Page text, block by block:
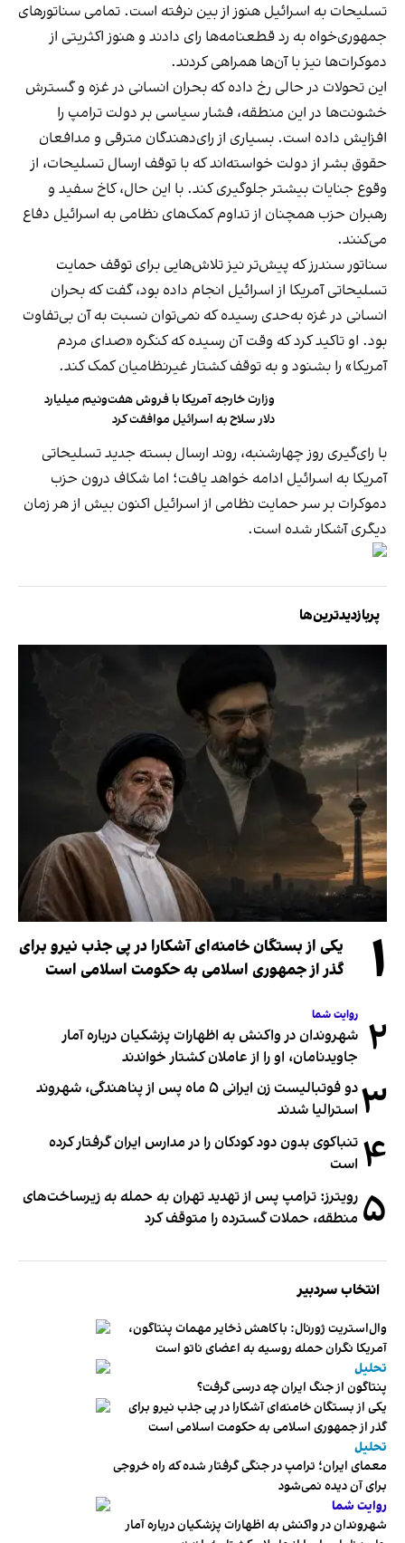
تسلیحات به اسرائیل هنوز از بین نرفته است. تمامی سناتورهای
جمهوری‌خواه به رد قطعنامه‌ها رای دادند و هنوز اکثریتی از
دموکرات‌ها نیز با آن‌ها همراهی کردند.
این تحولات در حالی رخ داده که بحران انسانی در غزه و گسترش
خشونت‌ها در این منطقه، فشار سیاسی بر دولت ترامپ را
افزایش داده است. بسیاری از رای‌دهندگان مترقی و مدافعان
حقوق بشر از دولت خواسته‌اند که با توقف ارسال تسلیحات، از
وقوع جنایات بیشتر جلوگیری کند. با این حال، کاخ سفید و
رهبران حزب همچنان از تداوم کمک‌های نظامی به اسرائیل دفاع
می‌کنند.
سناتور سندرز که پیش‌تر نیز تلاش‌هایی برای توقف حمایت
تسلیحاتی آمریکا از اسرائیل انجام داده بود، گفت که بحران
انسانی در غزه به‌حدی رسیده که نمی‌توان نسبت به آن بی‌تفاوت
بود. او تاکید کرد که وقت آن رسیده که کنگره «صدای مردم
آمریکا» را بشنود و به توقف کشتار غیرنظامیان کمک کند.
وزارت خارجه آمریکا با فروش هفت‌ونیم میلیارد
دلار سلاح به اسرائیل موافقت کرد
با رای‌گیری روز چهارشنبه، روند ارسال بسته جدید تسلیحاتی
آمریکا به اسرائیل ادامه خواهد یافت؛ اما شکاف درون حزب
دموکرات بر سر حمایت نظامی از اسرائیل اکنون بیش از هر زمان
دیگری آشکار شده است.
پربازدیدترین‌ها
۱
یکی از بستگان خامنه‌ای آشکارا در پی جذب نیرو برای
گذر از جمهوری اسلامی به حکومت اسلامی است
۲ روایت شما
شهروندان در واکنش به اظهارات پزشکیان درباره آمار
جاویدنامان، او را از عاملان کشتار خواندند
۳
دو فوتبالیست زن ایرانی ۵ ماه پس از پناهندگی، شهروند
استرالیا شدند
۴ تنباکوی بدون دود کودکان را در مدارس ایران گرفتار کرده
است
۵ رویترز: ترامپ پس از تهدید تهران به حمله به زیرساخت‌های
منطقه، حملات گسترده را متوقف کرد
انتخاب سردبیر
وال‌استریت ژورنال: با کاهش ذخایر مهمات پنتاگون،
آمریکا نگران حمله روسیه به اعضای ناتو‌ است
تحلیل
پنتاگون از جنگ ایران چه درسی گرفت؟
یکی از بستگان خامنه‌ای آشکارا در پی جذب نیرو برای
گذر از جمهوری اسلامی به حکومت اسلامی است
تحلیل
معمای ایران؛ ترامپ در جنگی گرفتار شده که راه خروجی
برای آن دیده نمی‌شود
روایت شما
شهروندان در واکنش به اظهارات پزشکیان درباره آمار